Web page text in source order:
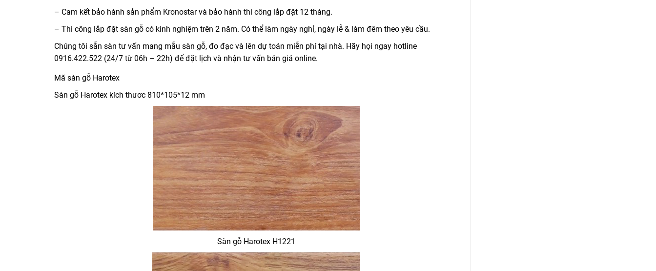
– Cam kết bảo hành sản phẩm Kronostar và bảo hành thi công lắp đặt 12 tháng.
– Thi công lắp đặt sàn gỗ có kinh nghiệm trên 2 năm. Có thể làm ngày nghỉ, ngày lễ & làm đêm theo yêu cầu.
Chúng tôi sẵn sàn tư vấn mang mẫu sàn gỗ, đo đạc và lên dự toán miễn phí tại nhà. Hãy họi ngay hotline
0916.422.522 (24/7 từ 06h – 22h) để đặt lịch và nhận tư vấn bán giá online.
Mã sàn gỗ Harotex
Sàn gỗ Harotex kích thươc 810*105*12 mm
Sàn gỗ Harotex H1221